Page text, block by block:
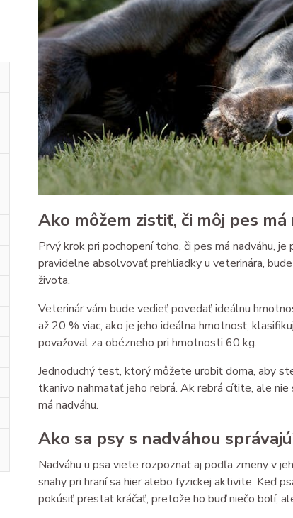
Ako môžem zistiť, či môj pes má
Prvý krok pri pochopení toho, či pes má nadváhu,
pravidelne absolvovať prehliadky u veterinára,
života.
Veterinár vám bude vedieť povedať ideálnu
až 20 % viac, ako je jeho ideálna hmotnosť,
považoval za obézneho pri hmotnosti 60 kg.
Jednoduchý test, ktorý môžete urobiť doma, aby
tkanivo nahmatať jeho rebrá. Ak rebrá cítite, ale
má nadváhu.
Ako sa psy s nadváhou
Nadváhu u psa viete rozpoznať aj podľa zmeny v
snahy pri hraní sa hier alebo fyzickej aktivite. Keď
pokúsiť prestať kráčať, pretože ho buď niečo bolí,